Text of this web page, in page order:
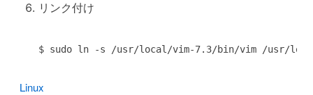
リンク付け
$ sudo ln -s /usr/local/vim-7.3/bin/vim /usr/
Linux